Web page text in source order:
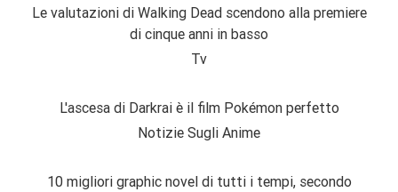
Le valutazioni di Walking Dead scendono alla premiere
di cinque anni in basso
Tv
L'ascesa di Darkrai è il film Pokémon perfetto
Notizie Sugli Anime
10 migliori graphic novel di tutti i tempi, secondo